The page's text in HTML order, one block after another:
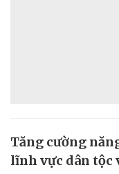
Tăng cường
lĩnh vực dân tộc